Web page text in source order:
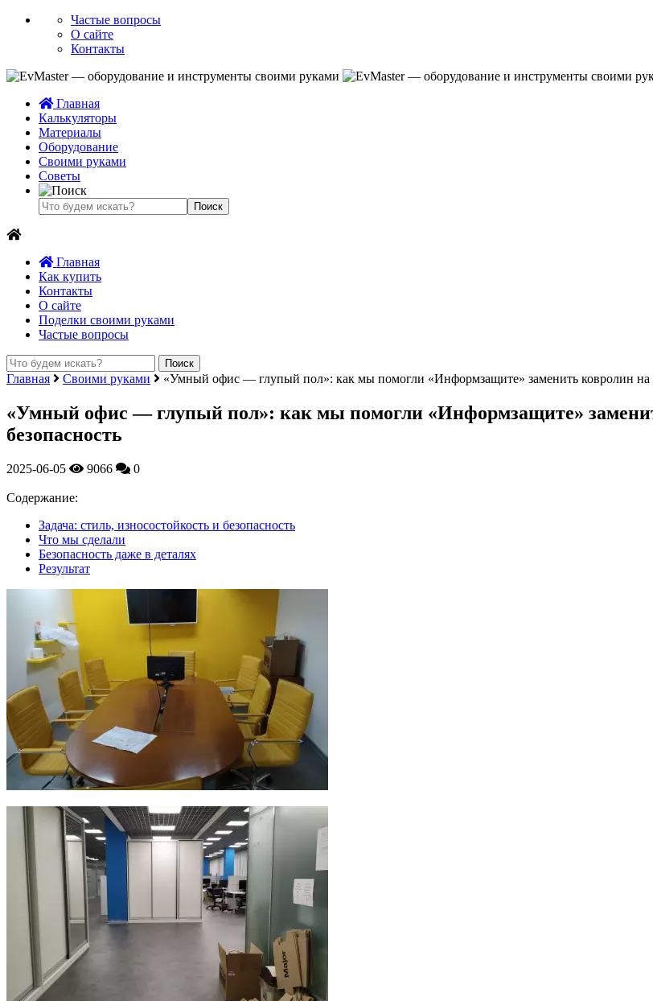
Частые вопросы
О сайте
Контакты
Главная
Калькуляторы
Материалы
Оборудование
Своими руками
Советы
Главная
Как купить
Контакты
О сайте
Поделки своими руками
Частые вопросы
Главная Своими руками «Умный офис — глупый пол»: как мы помогли «Информзащите» заменить ковролин на
«Умный офис — глупый пол»: как мы помогли «Информзащите»
безопасность
2025-06-05 9066 0
Содержание:
Задача: стиль, износостойкость и безопасность
Что мы сделали
Безопасность даже в деталях
Результат